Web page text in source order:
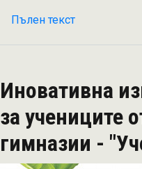
Пълен текст
фирма
ПГЗ
"СТЕФАН
Иновативна
за учениците
гимназии -